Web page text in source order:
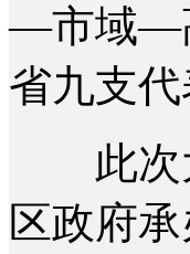
—市域—
省九支代
此次大
区政府